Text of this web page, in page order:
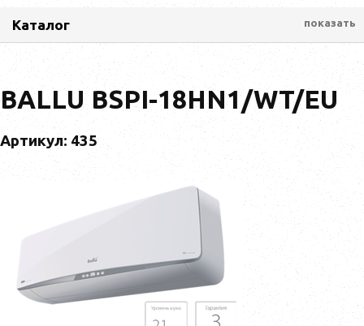
Каталог показать
BALLU BSPI-18HN1/WT/EU
Артикул: 435